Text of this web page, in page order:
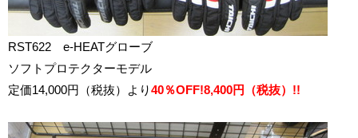
RST622 e-HEATグローブ
ソフトプロテクターモデル
定価14,000円（税抜）より40％OFF!8,400円（税抜）!!